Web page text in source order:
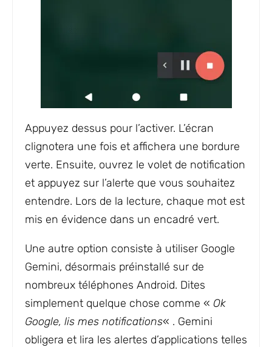
Appuyez dessus pour l’activer. L’écran
clignotera une fois et affichera une bordure
verte. Ensuite, ouvrez le volet de notification
et appuyez sur l’alerte que vous souhaitez
entendre. Lors de la lecture, chaque mot est
mis en évidence dans un encadré vert.
Une autre option consiste à utiliser Google
Gemini, désormais préinstallé sur de
nombreux téléphones Android. Dites
simplement quelque chose comme « Ok
Google, lis mes notifications« . Gemini
obligera et lira les alertes d’applications telles